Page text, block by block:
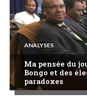
ANALYSES
Ma pensée du
Bongo et des
paradoxes